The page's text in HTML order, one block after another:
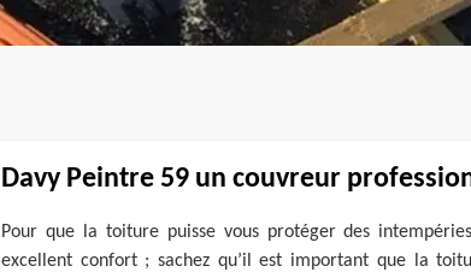
Davy Peintre 59 un couvreur
Pour que la toiture puisse vous protéger des
excellent confort ; sachez qu’il est important que la